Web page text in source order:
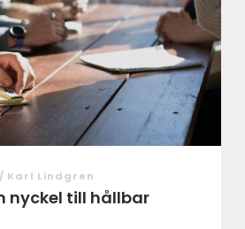
Karl Lindgren
nyckel till hållbar